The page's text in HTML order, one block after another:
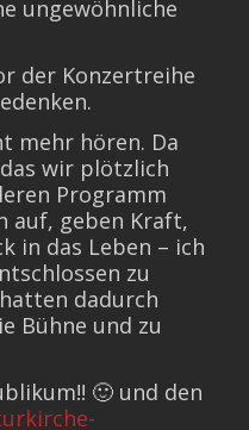
ungewöhnliche
der Konzertreihe
mehr hören. Da
wir plötzlich
Programm
auf, geben Kraft,
in das Leben – ich
zu
dadurch
Bühne und zu
🙂 und den